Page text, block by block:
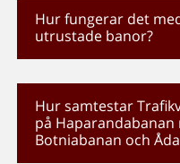
Hur fungerar det
utrustade banor?
Hur samtestar
på Haparandabanan
Botniabanan och